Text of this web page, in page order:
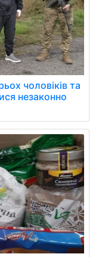
чоловіків та
незаконно